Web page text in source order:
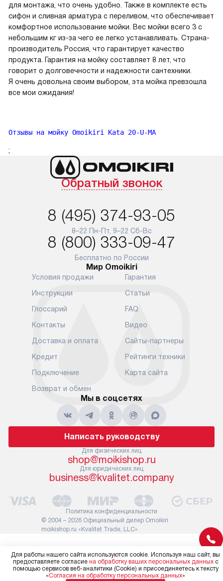
для монтажа, что очень удобно. Также в комплекте есть
сифон и сливная арматура с переливом, что обеспечивает
комфортное использование мойки. Вес мойки всего 3 с
небольшим кг из-за чего ее легко устанавливать. Страна-
производитель Россия, что гарантирует качество
продукта. Гарантия на мойку составляет 8 лет, что
говорит о долговечности и надежности сантехники.
Я очень довольна своим выбором, эта мойка превзошла
все мои ожидания!
Отзывы на мойку Omoikiri Kata 20-U-MA
;
Обратный звонок
8 (495) 374-93-05
8–22 Пн-Пт, 9–22 Сб-Вс
8 (800) 333-09-47
Бесплатно по России
Мир Omoikiri
Условия продажи
Инструкции
Глоссарий
Контакты
Доставка и оплата
Кредит
Подключение
Возврат и обмен
Гарантия
Статьи
FAQ
Видео
Сайты-партнеры
Рейтинги техники
Карта сайта
Мы в соцсетях
Написать руководству
Для физических лиц
shop@moikishop.ru
Для юридических лиц
business@kvalitet.company
© 2004 – 2026 Официальный дилер Omoikiri
moikishop.ru «Kvalitet Trade, LLC»
Политика конфиденциальности
Для работы нашего сайта используются cookie. Используя наш сайт, вы
предоставляете согласие на обработку ваших персональных данныхс
помощью сервисов веб-аналитики (Cookie) и присоединяетесь к тексту
«Согласия на обработку персональных данных»